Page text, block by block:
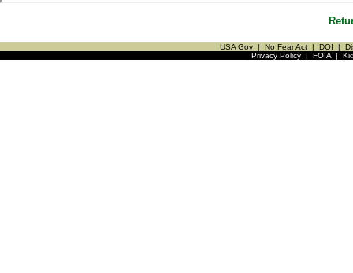
USA Gov | No Fear Act | DOI |
Privacy Policy| FOIA|